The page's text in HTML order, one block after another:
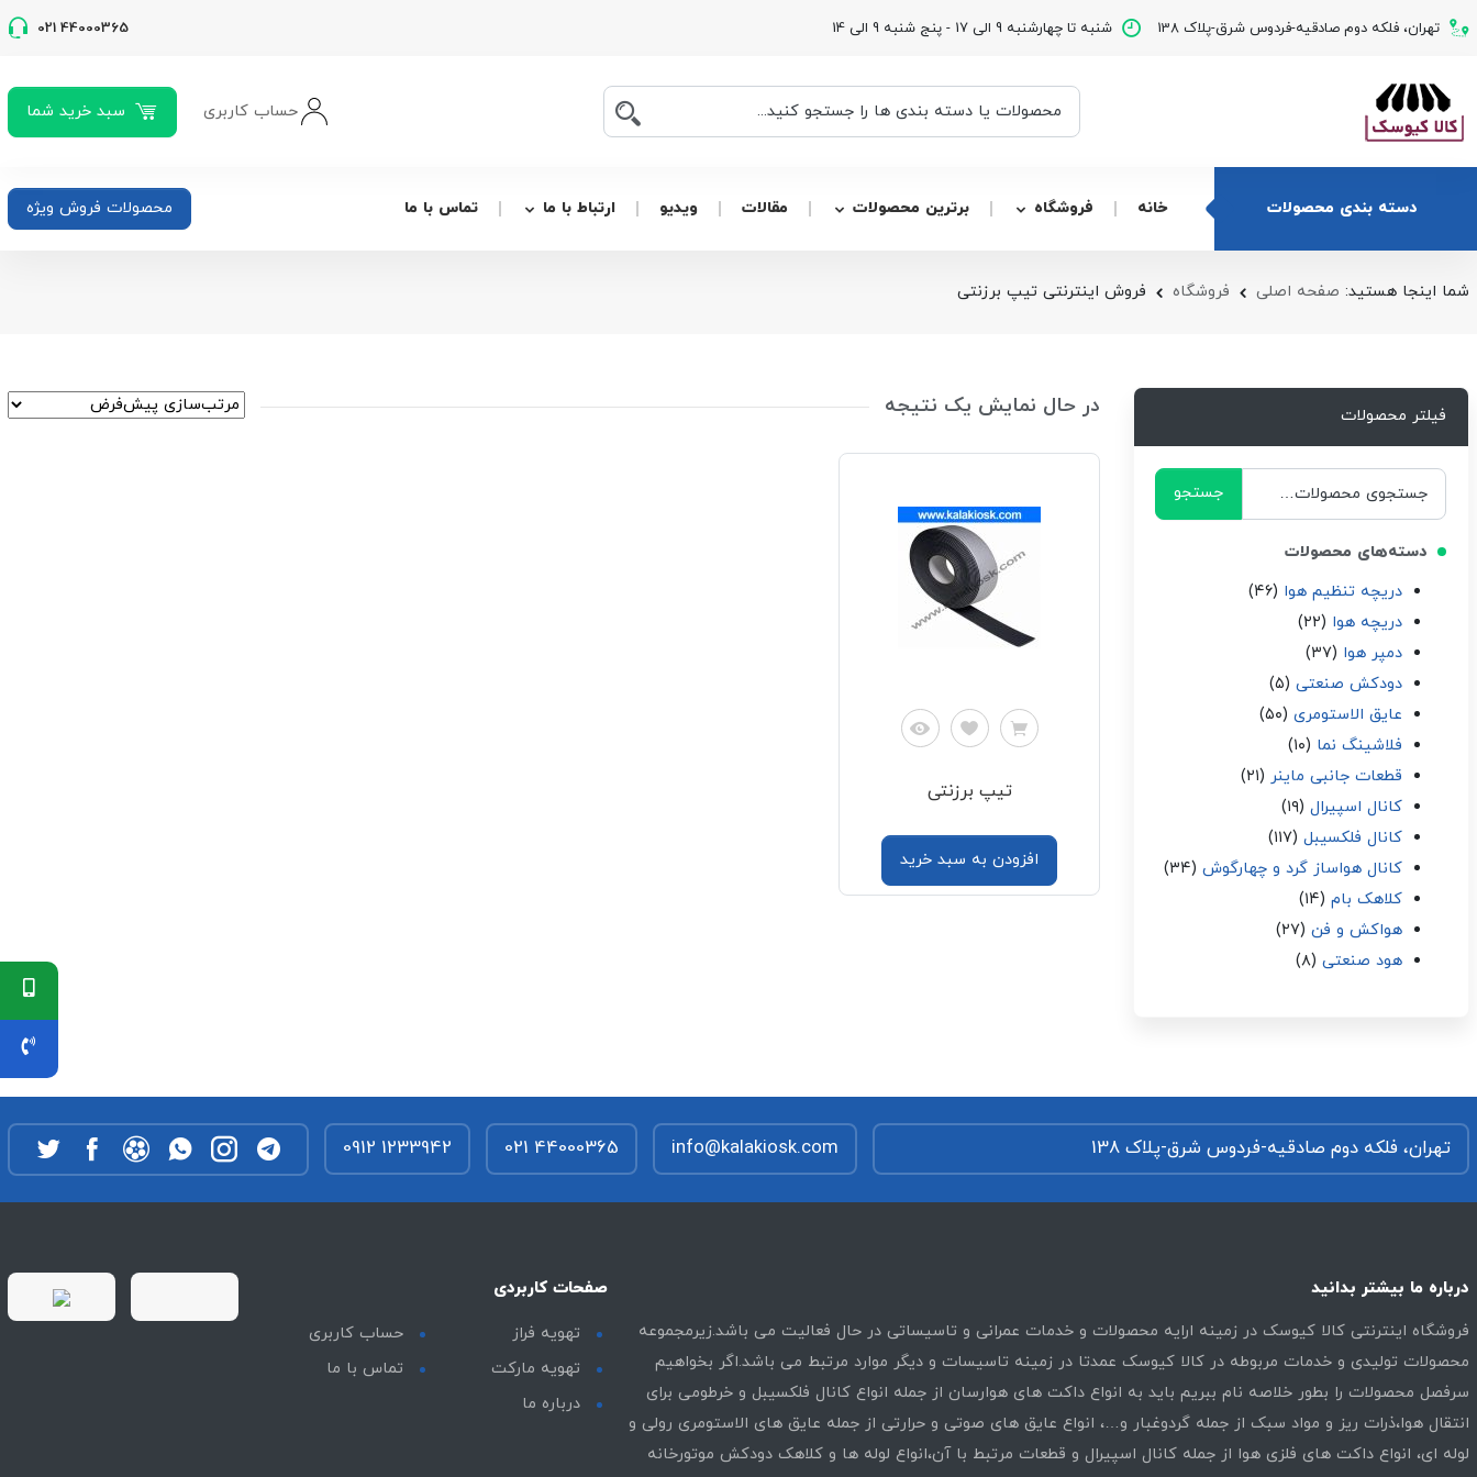
تهران، فلکه دوم صادقیه-فردوس شرق-پلاک 138 شنبه تا چهارشنبه 9 الی 17 - پنج شنبه 9 الی 14 021 44000365
حساب کاربری سبد خرید شما
دسته بندی محصولات خانه فروشگاه برترین محصولات مقالات ویدیو ارتباط با ما تماس با ما محصولات فروش ویژه
شما اینجا هستید: صفحه اصلی فروشگاه فروش اینترنتی تیپ برزنتی
فیلتر محصولات
جستجو
برای:
جستجو
دسته‌های محصولات
دریچه تنظیم هوا (۴۶)
دریچه هوا (۲۲)
دمپر هوا (۳۷)
دودکش صنعتی (۵)
عایق الاستومری (۵۰)
فلاشینگ نما (۱۰)
قطعات جانبی ماینر (۲۱)
کانال اسپیرال (۱۹)
کانال فلکسیبل (۱۱۷)
کانال هواساز گرد و چهارگوش (۳۴)
کلاهک بام (۱۴)
هواکش و فن (۲۷)
هود صنعتی (۸)
در حال نمایش یک نتیجه
تیپ برزنتی
افزودن به سبد خرید
تهران، فلکه دوم صادقیه-فردوس شرق-پلاک 138 info@kalakiosk.com
021 44000365
0912 1233942
درباره ما بیشتر بدانید
فروشگاه اینترنتی کالا کیوسک در زمینه ارایه محصولات و خدمات عمرانی و تاسیساتی در حال فعالیت می باشد.زیرمجموعه
محصولات تولیدی و خدمات مربوطه در کالا کیوسک عمدتا در زمینه تاسیسات و دیگر موارد مرتبط می باشد.اگر بخواهیم
سرفصل محصولات را بطور خلاصه نام ببریم باید به انواع داکت های هوارسان از جمله انواع کانال فلکسیبل و خرطومی برای
انتقال هوا،ذرات ریز و مواد سبک از جمله گردوغبار و…، انواع عایق های صوتی و حرارتی از جمله عایق های الاستومری رولی و
لوله ای، انواع داکت های فلزی هوا از جمله کانال اسپیرال و قطعات مرتبط با آن،انواع لوله ها و کلاهک دودکش موتورخانه
صفحات کاربردی
تهویه فراز
حساب کاربری
تهویه مارکت
تماس با ما
درباره ما